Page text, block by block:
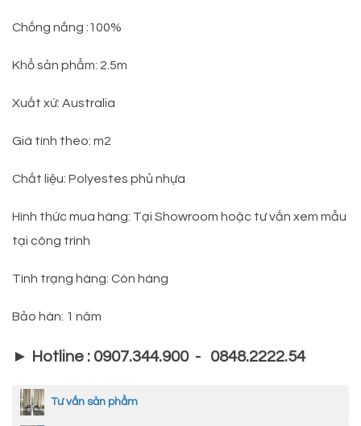
Chống nắng :100%
Khổ sản phẩm: 2.5m
Xuất xứ: Australia
Giá tính theo: m2
Chất liệu: Polyestes phủ nhựa
Hình thức mua hàng: Tại Showroom hoặc tư vấn xem mẫu
tại công trình
Tình trạng hàng: Còn hàng
Bảo hàn: 1 năm
► Hotline : 0907.344.900 - 0848.2222.54
Tư vấn sản phẩm